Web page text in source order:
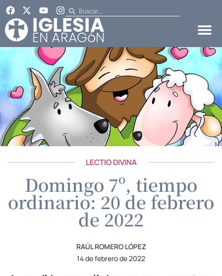
LECTIO DIVINA
Domingo 7º, tiempo
ordinario: 20 de febrero
de 2022
RAÚL ROMERO LÓPEZ
14 de febrero de 2022